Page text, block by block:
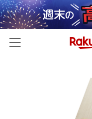
百貨店・総合ECモール